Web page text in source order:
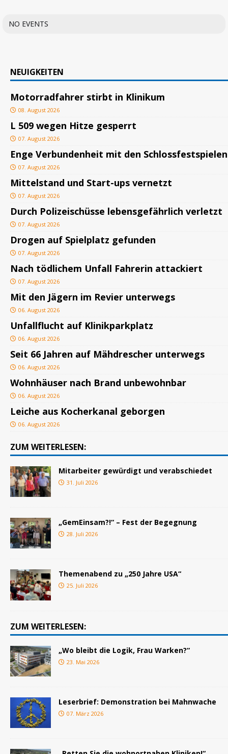
NO EVENTS
NEUIGKEITEN
Motorradfahrer stirbt in Klinikum
08. August 2026
L 509 wegen Hitze gesperrt
07. August 2026
Enge Verbundenheit mit den Schlossfestspielen
07. August 2026
Mittelstand und Start-ups vernetzt
07. August 2026
Durch Polizeischüsse lebensgefährlich verletzt
07. August 2026
Drogen auf Spielplatz gefunden
07. August 2026
Nach tödlichem Unfall Fahrerin attackiert
07. August 2026
Mit den Jägern im Revier unterwegs
06. August 2026
Unfallflucht auf Klinikparkplatz
06. August 2026
Seit 66 Jahren auf Mähdrescher unterwegs
06. August 2026
Wohnhäuser nach Brand unbewohnbar
06. August 2026
Leiche aus Kocherkanal geborgen
06. August 2026
ZUM WEITERLESEN:
Mitarbeiter gewürdigt und verabschiedet
31. Juli 2026
„GemEinsam?!“ – Fest der Begegnung
28. Juli 2026
Themenabend zu „250 Jahre USA“
25. Juli 2026
ZUM WEITERLESEN:
„Wo bleibt die Logik, Frau Warken?“
23. Mai 2026
Leserbrief: Demonstration bei Mahnwache
07. März 2026